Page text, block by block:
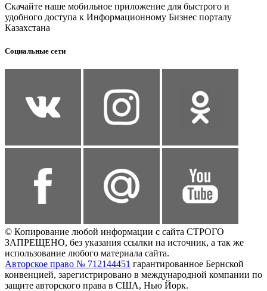
Скачайте наше мобильное приложение для быстрого и
удобного доступа к Информационному Бизнес порталу
Казахстана
Социальные сети
© Копирование любой информации с сайта СТРОГО
ЗАПРЕЩЕНО, без указания ссылки на источник, а так же
использование любого материала сайта.
Авторское право № 712144451 гарантированное Бернской
конвенцией, зарегистрировано в международной компании по
защите авторского права в США, Нью Йорк.